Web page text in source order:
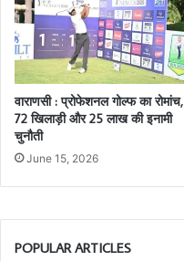
वाराणसी : प्रोफेशनल गोल्फ का रोमांच,
72 खिलाड़ी और 25 लाख की इनामी
चुनौती
June 15, 2026
POPULAR ARTICLES